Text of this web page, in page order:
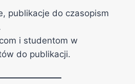
publikacje do czasopism
i studentom w
do publikacji.